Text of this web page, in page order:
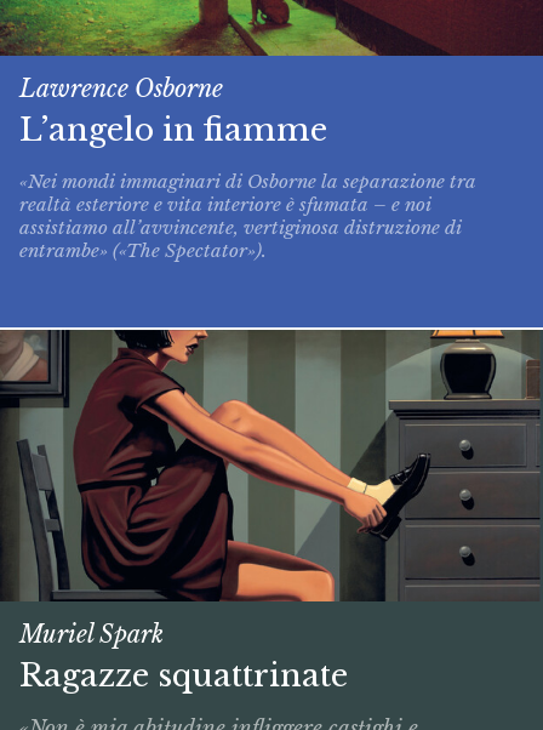
Lawrence Osborne
L’angelo in fiamme
«Nei mondi immaginari di Osborne la separazione tra
realtà esteriore e vita interiore è sfumata – e noi
assistiamo all’avvincente, vertiginosa distruzione di
entrambe» («The Spectator»).
Muriel Spark
Ragazze squattrinate